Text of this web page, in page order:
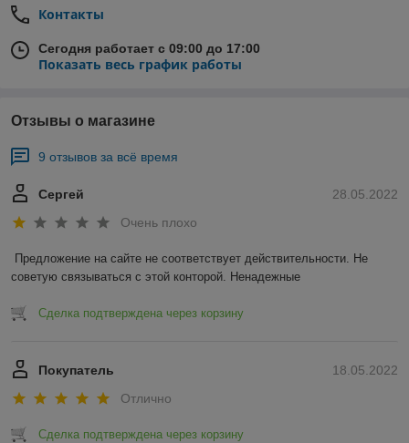
Контакты
Сегодня работает с 09:00 до 17:00
Показать весь график работы
Отзывы о магазине
9 отзывов за всё время
28.05.2022
Сергей
Очень плохо
Предложение на сайте не соответствует действительности. Не
советую связываться с этой конторой. Ненадежные
Сделка подтверждена через корзину
18.05.2022
Покупатель
Отлично
Сделка подтверждена через корзину